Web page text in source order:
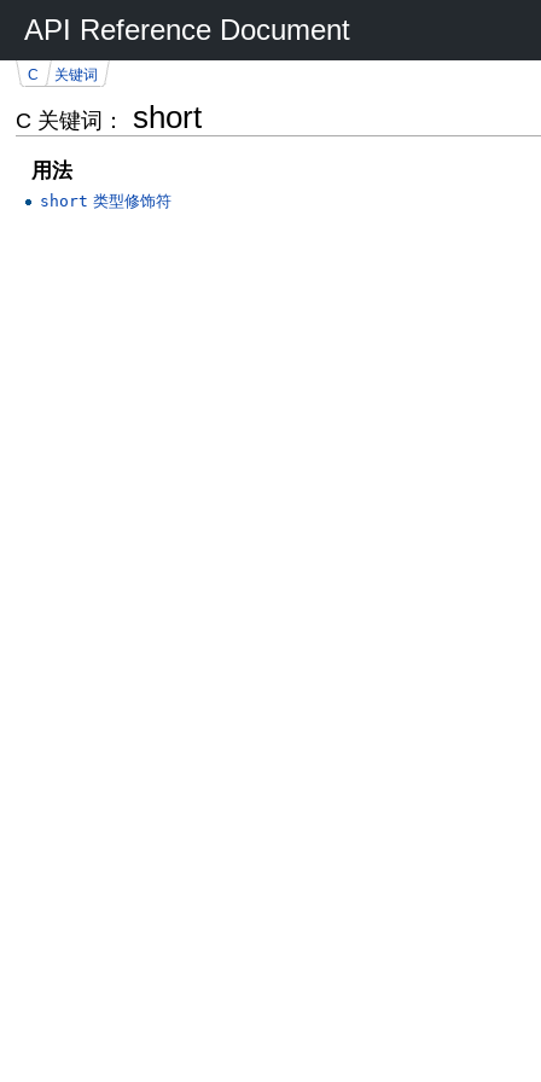
API Reference Document
C 关键词： short
C 关键词
用法
short 类型修饰符